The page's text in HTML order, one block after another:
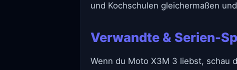
und Kochschulen gleichermaßen
Verwandte & Serien-
Wenn du Moto X3M 3 liebst, schau